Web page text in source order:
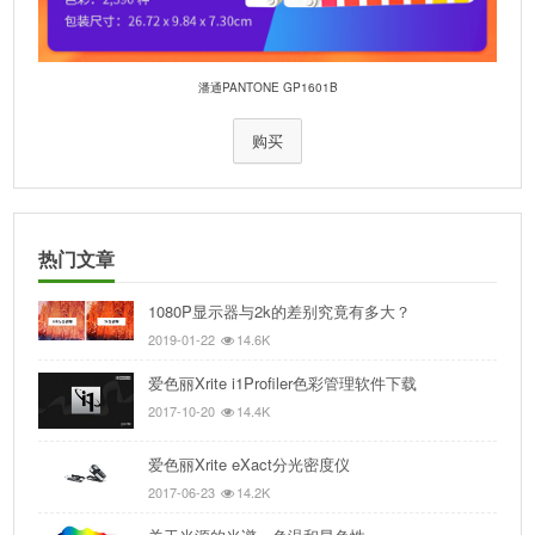
潘通PANTONE GP1601B
购买
热门文章
1080P显示器与2k的差别究竟有多大？
2019-01-22 14.6K
爱色丽Xrite i1Profiler色彩管理软件下载
2017-10-20 14.4K
爱色丽Xrite eXact分光密度仪
2017-06-23 14.2K